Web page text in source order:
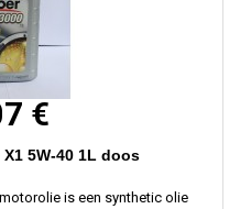
€
5W-40 1L doos
is een synthetic olie